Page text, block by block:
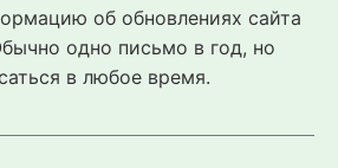
об обновлениях сайта
одно письмо в год, но
в любое время.